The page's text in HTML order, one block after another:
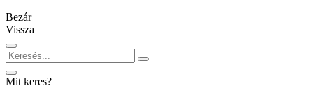
Bezár
Vissza
Mit keres?